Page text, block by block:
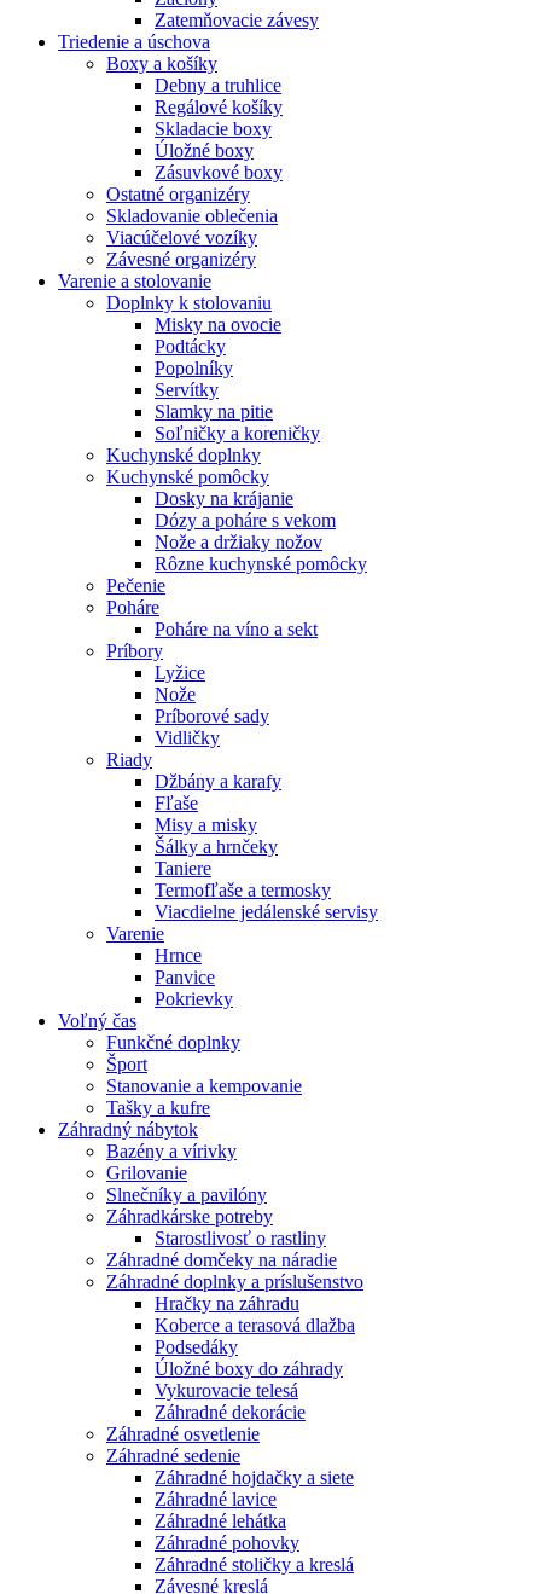
Zatemňovacie závesy
Triedenie a úschova
Boxy a košíky
Debny a truhlice
Regálové košíky
Skladacie boxy
Úložné boxy
Zásuvkové boxy
Ostatné organizéry
Skladovanie oblečenia
Viacúčelové vozíky
Závesné organizéry
Varenie a stolovanie
Doplnky k stolovaniu
Misky na ovocie
Podtácky
Popolníky
Servítky
Slamky na pitie
Soľničky a koreničky
Kuchynské doplnky
Kuchynské pomôcky
Dosky na krájanie
Dózy a poháre s vekom
Nože a držiaky nožov
Rôzne kuchynské pomôcky
Pečenie
Poháre
Poháre na víno a sekt
Príbory
Lyžice
Nože
Príborové sady
Vidličky
Riady
Džbány a karafy
Fľaše
Misy a misky
Šálky a hrnčeky
Taniere
Termofľaše a termosky
Viacdielne jedálenské servisy
Varenie
Hrnce
Panvice
Pokrievky
Voľný čas
Funkčné doplnky
Šport
Stanovanie a kempovanie
Tašky a kufre
Záhradný nábytok
Bazény a vírivky
Grilovanie
Slnečníky a pavilóny
Záhradkárske potreby
Starostlivosť o rastliny
Záhradné domčeky na náradie
Záhradné doplnky a príslušenstvo
Hračky na záhradu
Koberce a terasová dlažba
Podsedáky
Úložné boxy do záhrady
Vykurovacie telesá
Záhradné dekorácie
Záhradné osvetlenie
Záhradné sedenie
Záhradné hojdačky a siete
Záhradné lavice
Záhradné lehátka
Záhradné pohovky
Záhradné stoličky a kreslá
Závesné kreslá